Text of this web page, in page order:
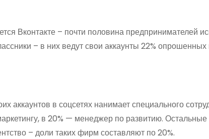
Вконтакте – почти половина предпринимателей
– в них ведут свои аккаунты 22%
аккаунтов в соцсетях нанимает специального
в 20% — менеджер по развитию.
– доли таких фирм составляют по 20%.